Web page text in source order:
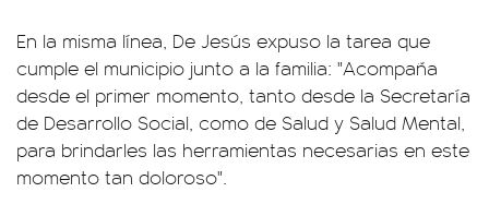
En la misma línea, De Jesús expuso la tarea que
cumple el municipio junto a la familia: "Acompaña
desde el primer momento, tanto desde la Secretaría
de Desarrollo Social, como de Salud y Salud Mental,
para brindarles las herramientas necesarias en este
momento tan doloroso".